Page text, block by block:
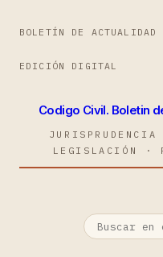
BOLETÍN DE
EDICIÓN DIGITAL
Codigo Civil. Boletin
JURISPRUDENCIA
LEGISLACIÓN ·